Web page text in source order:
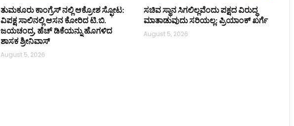
ತುಮಕೂರು ಕಾಂಗ್ರೆಸ್ ನಲ್ಲಿ ಆಕ್ರೋಶ ಸ್ಫೋಟ:
ವಿಪಕ್ಷ ಸಾಲಿನಲ್ಲಿ ಆಸನ ಕೋರಿದ ಟಿ.ಬಿ.
ಜಯಚಂದ್ರ, ಹೆಚ್ ಡಿಕೆಯನ್ನು ಹೊಗಳಿದ
ಶಾಸಕ ಶ್ರೀನಿವಾಸ್
August 5, 2026
ಸಚಿವ ಸ್ಥಾನ ಸಿಗಲಿಲ್ಲವೆಂದು ಪಕ್ಷದ ವಿರುದ್ಧ
ಮಾತಾಡುವುದು ಸರಿಯಲ್ಲ: ಪ್ರಿಯಾಂಕ್ ಖರ್ಗೆ
August 5, 2026